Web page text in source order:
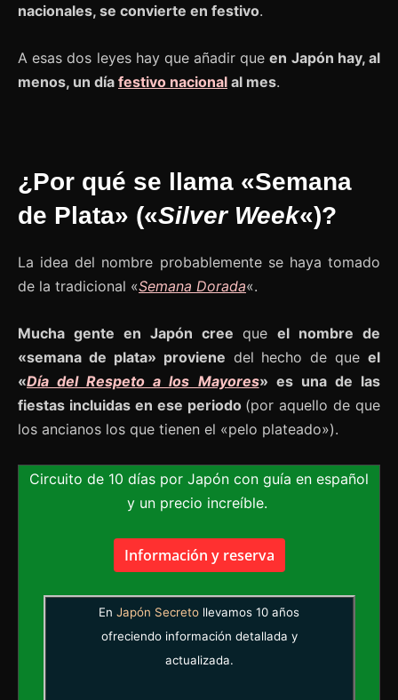
nacionales, se convierte en festivo.
A esas dos leyes hay que añadir queen Japón hay, al
menos, un día festivo nacional al mes.
¿Por qué se llama «Semana
de Plata» («Silver Week«)?
La idea del nombre probablemente se haya tomado
de la tradicional «Semana Dorada«.
Mucha gente en Japón cree queel nombre de
«semana de plata» proviene del hecho de que el
«Día del Respeto a los Mayores» es una de las
fiestas incluidas en ese periodo (por aquello de que
los ancianos los que tienen el «pelo plateado»).
Circuito de 10 días por Japón con guía en español
y un precio increíble.
Información y reserva
En Japón Secreto llevamos 10 años
ofreciendo información detallada y
actualizada.